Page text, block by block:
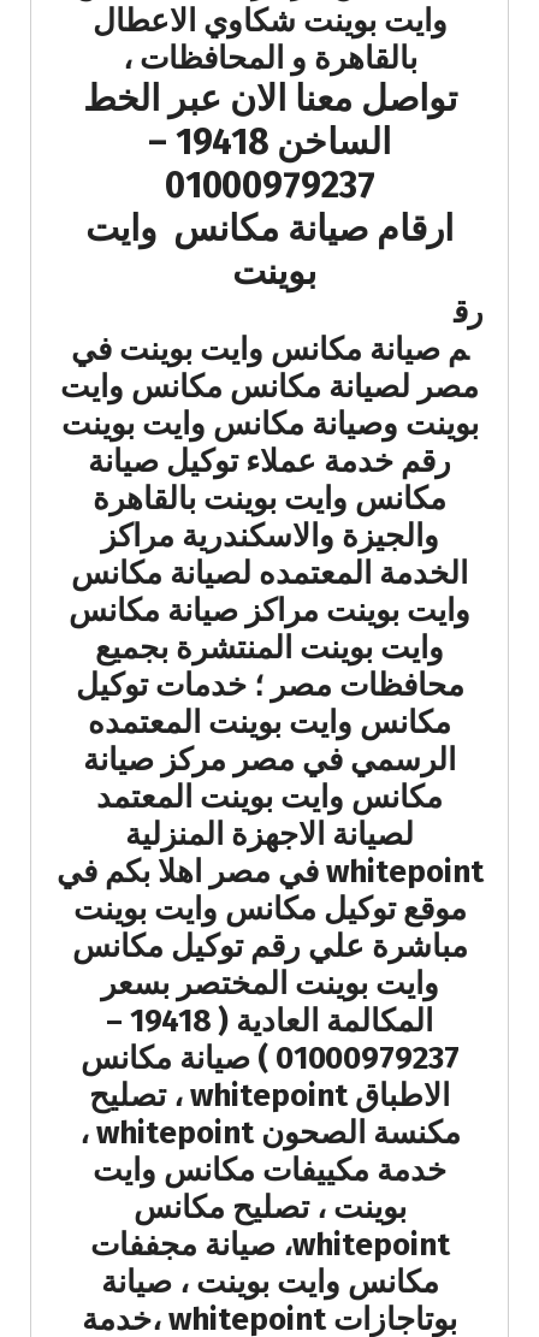
وايت بوينت شكاوي الاعطال
بالقاهرة و المحافظات ،
تواصل معنا الان عبر الخط
الساخن 19418 –
01000979237
ارقام صيانة مكانس وايت
بوينت
رق
م صيانة مكانس وايت بوينت في
مصر لصيانة مكانس مكانس وايت
بوينت وصيانة مكانس وايت بوينت
رقم خدمة عملاء توكيل صيانة
مكانس وايت بوينت بالقاهرة
والجيزة والاسكندرية مراكز
الخدمة المعتمده لصيانة مكانس
وايت بوينت مراكز صيانة مكانس
وايت بوينت المنتشرة بجميع
محافظات مصر ؛ خدمات توكيل
مكانس وايت بوينت المعتمده
الرسمي في مصر مركز صيانة
مكانس وايت بوينت المعتمد
لصيانة الاجهزة المنزلية
whitepoint في مصر اهلا بكم في
موقع توكيل مكانس وايت بوينت
مباشرة علي رقم توكيل مكانس
وايت بوينت المختصر بسعر
المكالمة العادية ( 19418 –
01000979237 ) صيانة مكانس
الاطباق whitepoint ، تصليح
مكنسة الصحون whitepoint ،
خدمة مكييفات مكانس وايت
بوينت ، تصليح مكانس
whitepoint، صيانة مجففات
مكانس وايت بوينت ، صيانة
بوتاجازات whitepoint ،خدمة